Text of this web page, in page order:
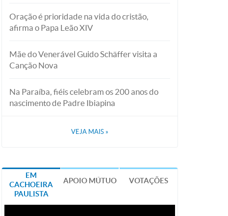
Oração é prioridade na vida do cristão,
afirma o Papa Leão XIV
Mãe do Venerável Guido Schäffer visita a
Canção Nova
Na Paraíba, fiéis celebram os 200 anos do
nascimento de Padre Ibiapina
VEJA MAIS »
EM
CACHOEIRA
PAULISTA
APOIO MÚTUO VOTAÇÕES